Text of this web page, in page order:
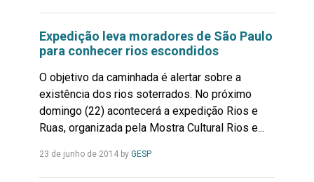
Expedição leva moradores de São Paulo
para conhecer rios escondidos
O objetivo da caminhada é alertar sobre a
existência dos rios soterrados. No próximo
domingo (22) acontecerá a expedição Rios e
Ruas, organizada pela Mostra Cultural Rios e...
23 de junho de 2014by GESPLeia